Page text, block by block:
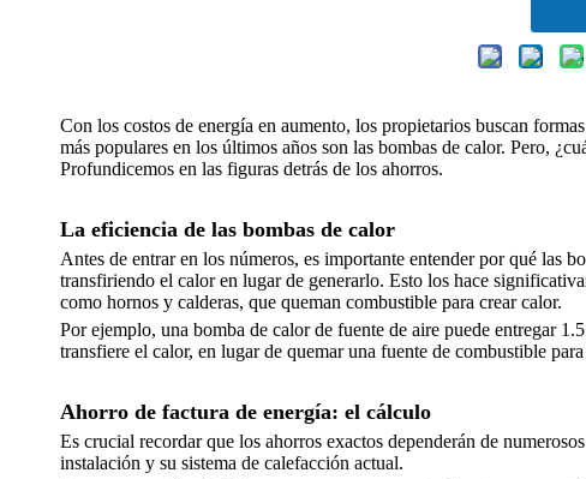
Con los costos de energía en aumento, los propietarios buscan
más populares en los últimos años son las bombas de calor. Pero,
Profundicemos en las figuras detrás de los ahorros.
La eficiencia de las bombas de calor
Antes de entrar en los números, es importante entender por qué las
transfiriendo el calor en lugar de generarlo. Esto los hace
como hornos y calderas, que queman combustible para crear calor.
Por ejemplo, una bomba de calor de fuente de aire puede entregar
transfiere el calor, en lugar de quemar una fuente de combustible
Ahorro de factura de energía: el cálculo
Es crucial recordar que los ahorros exactos dependerán de
instalación y su sistema de calefacción actual.